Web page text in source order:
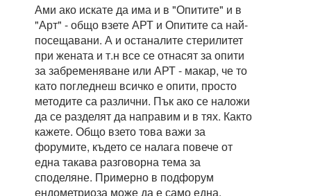
Ами ако искате да има и в "Опитите" и в
"Арт" - общо взете АРТ и Опитите са най-
посещавани. А и останалите стерилитет
при жената и т.н все се отнасят за опити
за забременяване или АРТ - макар, че то
като погледнеш всичко е опити, просто
методите са различни. Пък ако се наложи
да се разделят да направим и в тях. Както
кажете. Общо взето това важи за
форумите, където се налага повече от
една такава разговорна тема за
споделяне. Примерно в подфорум
ендометриоза може да е само една.